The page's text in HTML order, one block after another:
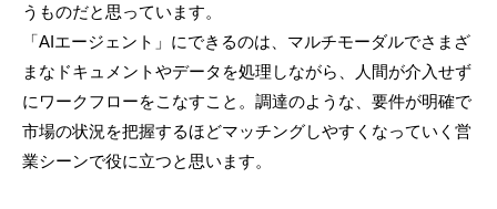
うものだと思っています。
「AIエージェント」にできるのは、マルチモーダルでさまざ
まなドキュメントやデータを処理しながら、人間が介入せず
にワークフローをこなすこと。調達のような、要件が明確で
市場の状況を把握するほどマッチングしやすくなっていく営
業シーンで役に立つと思います。